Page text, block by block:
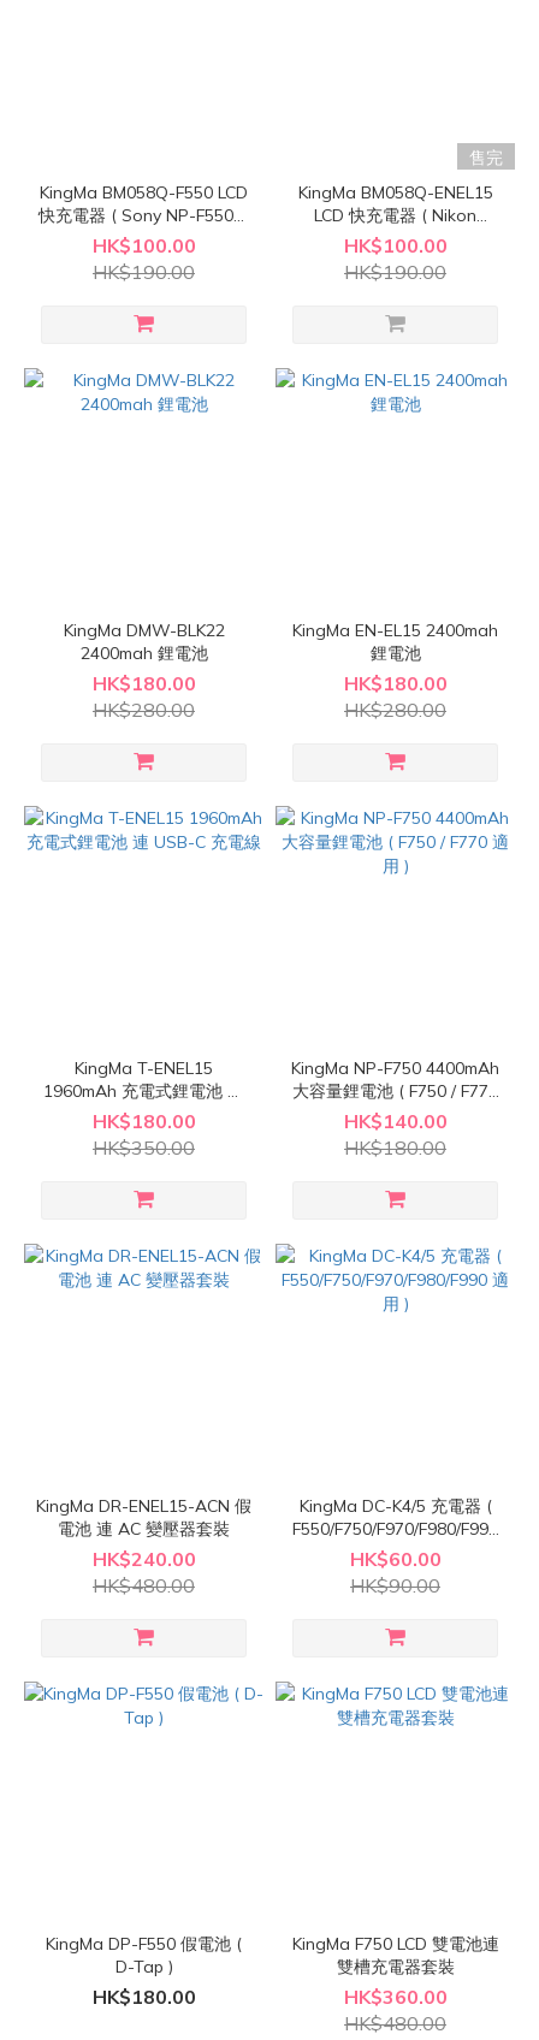
KingMa BM058Q-F550 LCD
快充電器 ( Sony NP-F550適
用 )
HK$100.00
HK$190.00
售完
KingMa BM058Q-ENEL15
LCD 快充電器 ( Nikon
ENEL15 適用 )
HK$100.00
HK$190.00
KingMa DMW-BLK22
2400mah 鋰電池
HK$180.00
HK$280.00
KingMa EN-EL15 2400mah
鋰電池
HK$180.00
HK$280.00
KingMa T-ENEL15
1960mAh 充電式鋰電池 連
USB-C 充電線
HK$180.00
HK$350.00
KingMa NP-F750 4400mAh
大容量鋰電池 ( F750 / F770
適用 )
HK$140.00
HK$180.00
KingMa DR-ENEL15-ACN 假
電池 連 AC 變壓器套裝
HK$240.00
HK$480.00
KingMa DC-K4/5 充電器 (
F550/F750/F970/F980/F990
適用 )
HK$60.00
HK$90.00
KingMa DP-F550 假電池 (
D-Tap )
HK$180.00
KingMa F750 LCD 雙電池連
雙槽充電器套裝
HK$360.00
HK$480.00